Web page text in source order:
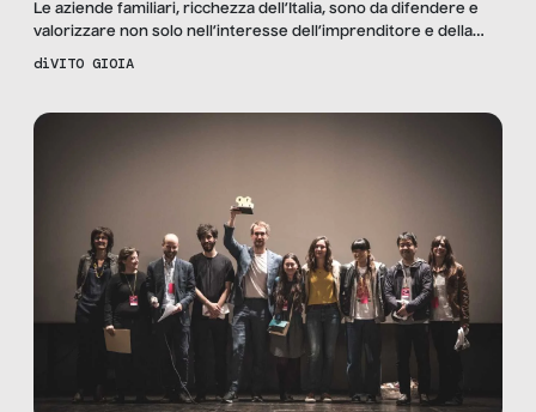
Le aziende familiari, ricchezza dell’Italia, sono da difendere e
valorizzare non solo nell’interesse dell’imprenditore e della
famiglia ma anche nell’interesse collettivo, perché patrimonio
pianificare per tempo e organizzare la “continuità” (non usano
diVITO GIOIA